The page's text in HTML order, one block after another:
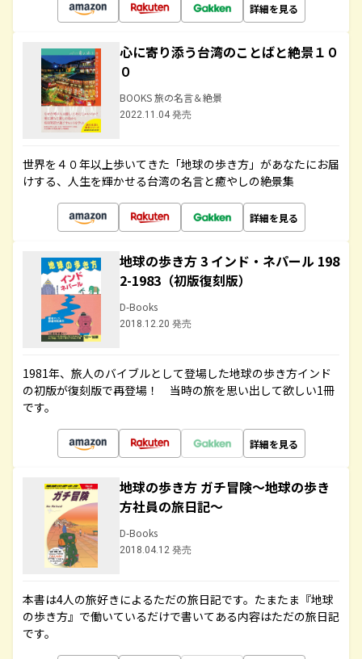
詳細を見る
心に寄り添う台湾のことばと絶景１０
０
BOOKS 旅の名言＆絶景
2022.11.04 発売
世界を４０年以上歩いてきた「地球の歩き方」があなたにお届
けする、人生を輝かせる台湾の名言と癒やしの絶景集
詳細を見る
地球の歩き方 3 インド・ネパール 198
2-1983（初版復刻版）
D-Books
2018.12.20 発売
1981年、旅人のバイブルとして登場した地球の歩き方インド
の初版が復刻版で再登場！ 当時の旅を思い出して欲しい1冊
です。
詳細を見る
地球の歩き方 ガチ冒険～地球の歩き
方社員の旅日記～
D-Books
2018.04.12 発売
本書は4人の旅好きによるただの旅日記です。たまたま『地球
の歩き方』で働いているだけで書いてある内容はただの旅日記
です。